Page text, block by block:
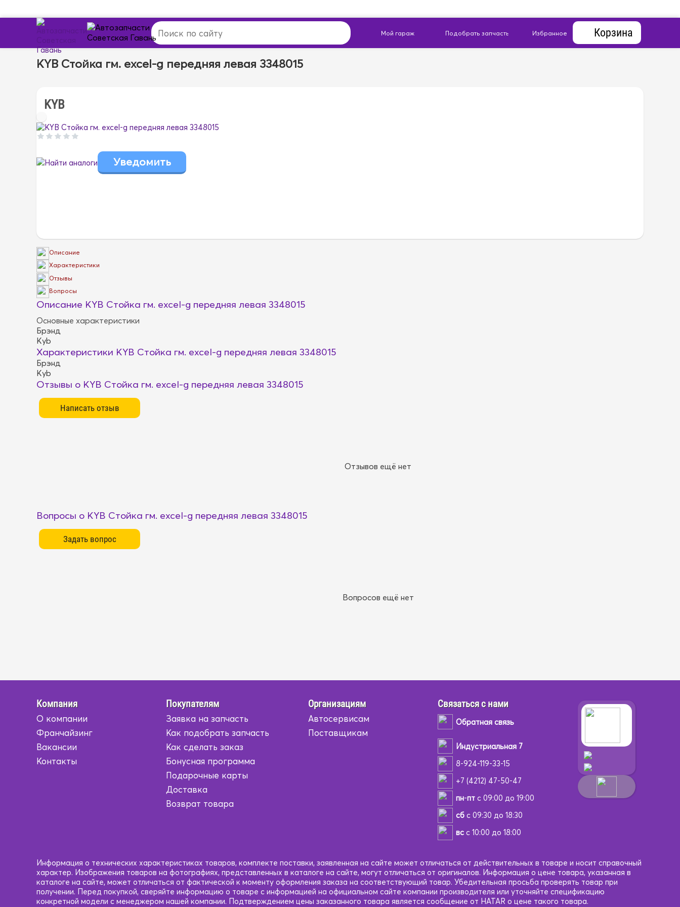
Корзина
KYB Стойка гм. excel-g передняя левая 3348015
KYB
Найти аналоги
Описание
Характеристики
Отзывы
Вопросы
Описание KYB Стойка гм. excel-g передняя левая 3348015
Основные характеристики
Брэнд
Kyb
Характеристики KYB Стойка гм. excel-g передняя левая 3348015
Брэнд
Kyb
Отзывы о KYB Стойка гм. excel-g передняя левая 3348015
Отзывов ещё нет
Вопросы о KYB Стойка гм. excel-g передняя левая 3348015
Вопросов ещё нет
Компания
О компании
Франчайзинг
Вакансии
Контакты
Покупателям
Заявка на запчасть
Как подобрать запчасть
Как сделать заказ
Бонусная программа
Подарочные карты
Доставка
Возврат товара
Организациям
Автосервисам
Поставщикам
Связаться с нами
Обратная связь
Индустриальная 7
8-924-119-33-15
+7 (4212) 47-50-47
пн-птс 09:00 до 19:00
сбс 09:30 до 18:30
всс 10:00 до 18:00
Информация о технических характеристиках товаров, комплекте поставки, заявленная на сайте может отличаться от действительных в товаре и носит справочный
характер. Изображения товаров на фотографиях, представленных в каталоге на сайте, могут отличаться от оригиналов. Информация о цене товара, указанная в
каталоге на сайте, может отличаться от фактической к моменту оформления заказа на соответствующий товар. Убедительная просьба проверять товар при
получении. Перед покупкой, сверяйте информацию о товаре с информацией на официальном сайте компании производителя или уточняйте спецификацию
конкретной модели с менеджером нашей компании. Подтверждением цены заказанного товара является сообщение от HATAR о цене такого товара.